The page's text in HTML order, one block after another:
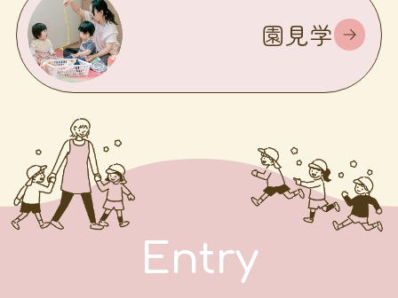
園見学
Entry